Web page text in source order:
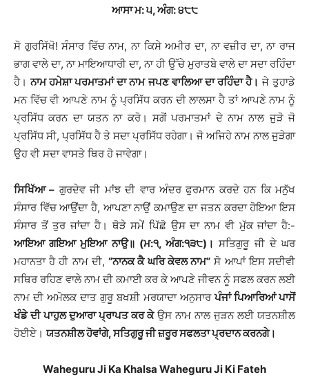
ਆਸਾ ਮ: ੫, ਅੰਗ: ੪੮੮
ਸੋ ਗੁਰਸਿੱਖੋ! ਸੰਸਾਰ ਵਿੱਚ ਨਾਮ, ਨਾ ਕਿਸੇ ਅਮੀਰ ਦਾ, ਨਾ ਵਜ਼ੀਰ ਦਾ, ਨਾ ਰਾਜ
ਭਾਗ ਵਾਲੇ ਦਾ, ਨਾ ਮਾਇਆਧਾਰੀ ਦਾ, ਨਾ ਹੀ ਉੱਚੇ ਮੁਰਾਤਬੇ ਵਾਲੇ ਦਾ ਸਦਾ ਰਹਿੰਦਾ
ਹੈ।ਨਾਮ ਹਮੇਸ਼ਾ ਪਰਮਾਤਮਾਂ ਦਾ ਨਾਮ ਜਪਣ ਵਾਲਿਆ ਦਾ ਰਹਿੰਦਾ ਹੈ। ਜੇ ਤੁਹਾਡੇ
ਮਨ ਵਿੱਚ ਵੀ ਆਪਣੇ ਨਾਮ ਨੂੰ ਪ੍ਰਸਿੱਧ ਕਰਨ ਦੀ ਲਾਲਸਾ ਹੈ ਤਾਂ ਆਪਣੇ ਨਾਮ ਨੂੰ
ਪ੍ਰਸਿੱਧ ਕਰਨ ਦਾ ਯਤਨ ਨਾ ਕਰੋ। ਸਗੋਂ ਪਰਮਾਤਮਾਂ ਦੇ ਨਾਮ ਨਾਲ ਜੁੜੋ ਜੋ
ਪ੍ਰਸਿੱਧ ਸੀ, ਪ੍ਰਸਿੱਧ ਹੈ ਤੇ ਸਦਾ ਪ੍ਰਸਿੱਧ ਰਹੇਗਾ। ਜੋ ਅਜਿਹੇ ਨਾਮ ਨਾਲ ਜੁੜੇਗਾ
ਉਹ ਵੀ ਸਦਾ ਵਾਸਤੇ ਥਿਰ ਹੋ ਜਾਵੇਗਾ।
ਸਿਖਿੱਆ – ਗੁਰਦੇਵ ਜੀ ਮਾਂਝ ਦੀ ਵਾਰ ਅੰਦਰ ਫੁਰਮਾਨ ਕਰਦੇ ਹਨ ਕਿ ਮਨੁੱਖ
ਸੰਸਾਰ ਵਿੱਚ ਆਉਂਦਾ ਹੈ, ਆਪਣਾ ਨਾਉਂ ਕਮਾਉਣ ਦਾ ਜਤਨ ਕਰਦਾ ਹੋਇਆ ਇਸ
ਸੰਸਾਰ ਤੋਂ ਤੁਰ ਜਾਂਦਾ ਹੈ। ਥੋੜੇ ਸਮੇਂ ਪਿੱਛੋ ਉਸ ਦਾ ਨਾਮ ਵੀ ਮੁੱਕ ਜਾਂਦਾ ਹੈ:-
ਆਇਆ ਗਇਆ ਮੁਇਆ ਨਾਉ॥ (ਮ:੧, ਅੰਗ:੧੩੮)। ਸਤਿਗੁਰੂ ਜੀ ਦੇ ਘਰ
ਮਹਾਨਤਾ ਹੈ ਹੀ ਨਾਮ ਦੀ,“ਨਾਨਕ ਕੈ ਘਰਿ ਕੇਵਲ ਨਾਮ” ਸੋ ਆਪਾਂ ਇਸ ਸਦੀਵੀ
ਸਥਿਰ ਰਹਿਣ ਵਾਲੇ ਨਾਮ ਦੀ ਕਮਾਈ ਕਰ ਕੇ ਆਪਣੇ ਜੀਵਨ ਨੂੰ ਸਫਲ ਕਰਨ ਲਈ
ਨਾਮ ਦੀ ਅਮੋਲਕ ਦਾਤ ਗੁਰੂ ਬਖਸ਼ੀ ਮਰਯਾਦਾ ਅਨੁਸਾਰਪੰਜਾਂ ਪਿਆਰਿਆਂ ਪਾਸੋਂ
ਖੰਡੇ ਦੀ ਪਾਹੁਲ ਦੁਆਰਾ ਪ੍ਰਾਪਤ ਕਰ ਕੇਉਸ ਨਾਮ ਨਾਲ ਜੁੜਨ ਲਈ ਯਤਨਸ਼ੀਲ
ਹੋਈਏ। ਯਤਨਸ਼ੀਲ ਹੋਵਾਂਗੇ, ਸਤਿਗੁਰੂ ਜੀ ਜ਼ਰੂਰ ਸਫਲਤਾ ਪ੍ਰਦਾਨ ਕਰਨਗੇ।
Waheguru Ji Ka Khalsa Waheguru Ji Ki Fateh